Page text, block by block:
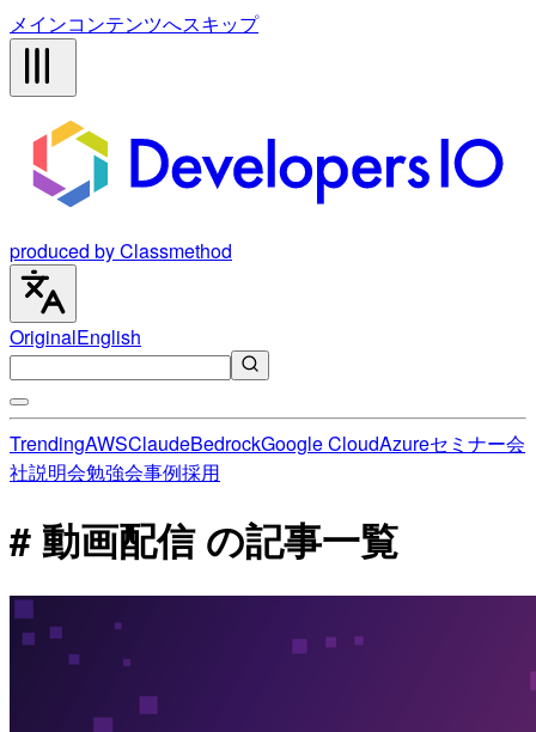
メインコンテンツへスキップ
produced by Classmethod
OriginalEnglish
TrendingAWSClaudeBedrockGoogle CloudAzureセミナー会
社説明会勉強会事例採用
# 動画配信 の記事一覧